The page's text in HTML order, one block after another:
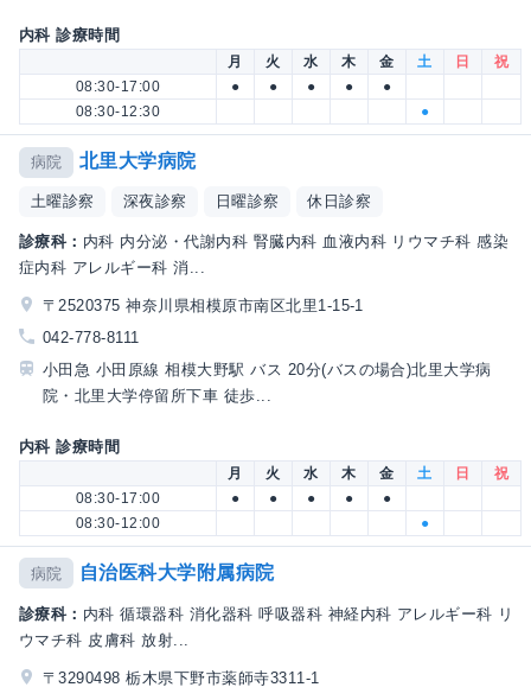
内科 診療時間
月 火 水 木 金 土 日
祝
08:30-17:00
● ● ● ●
●
08:30-12:30
●
病院 北里大学病院
土曜診察 深夜診察 日曜診察 休日診察
診療科： 内科 内分泌・代謝内科 腎臓内科 血液内科 リウマチ科 感染
症内科 アレルギー科 消...
〒2520375 神奈川県相模原市南区北里1-15-1
042-778-8111
小田急 小田原線 相模大野駅 バス 20分(バスの場合)北里大学病
院・北里大学停留所下車 徒歩...
内科 診療時間
月 火 水 木 金 土 日
祝
08:30-17:00
● ● ● ●
●
08:30-12:00
●
病院 自治医科大学附属病院
診療科： 内科 循環器科 消化器科 呼吸器科 神経内科 アレルギー科 リ
ウマチ科 皮膚科 放射...
〒3290498 栃木県下野市薬師寺3311-1